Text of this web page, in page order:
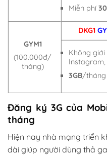
Miễn phí
GYM1
(100.000đ/
tháng)
DKG1
Không
3GB/tháng
Đăng ký 3G của
tháng
Hiện nay nhà mạng triển
dài giúp người dùng thả